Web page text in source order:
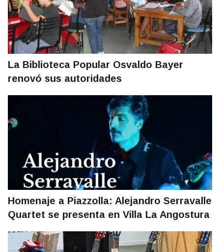
La Biblioteca Popular Osvaldo Bayer
renovó sus autoridades
Homenaje a Piazzolla: Alejandro Serravalle
Quartet se presenta en Villa La Angostura